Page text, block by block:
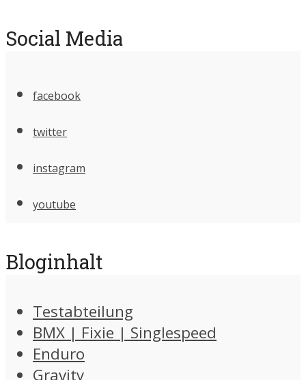
Social Media
facebook
twitter
instagram
youtube
Bloginhalt
Testabteilung
BMX | Fixie | Singlespeed
Enduro
Gravity